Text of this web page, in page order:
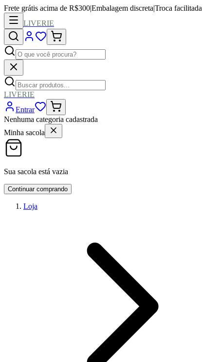
Frete grátis acima de R$300|Embalagem discreta|Troca facilitada
LIVERIE
LIVERIE
Entrar
Nenhuma categoria cadastrada
Minha sacola
Sua sacola está vazia
Continuar comprando
Loja